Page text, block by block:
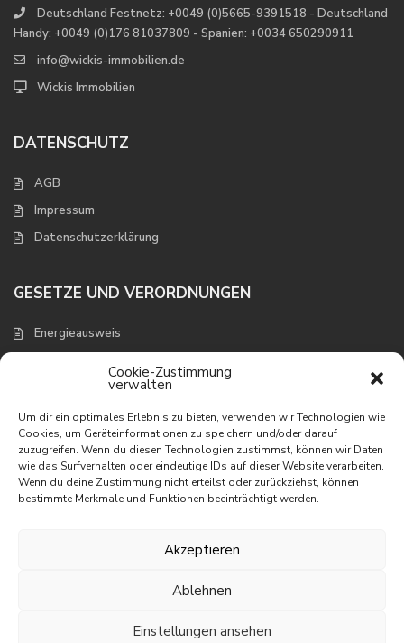
Cookie-Zustimmung
verwalten
Um dir ein optimales Erlebnis zu bieten, verwenden wir Technologien wie
Cookies, um Geräteinformationen zu speichern und/oder darauf
zuzugreifen. Wenn du diesen Technologien zustimmst, können wir Daten
wie das Surfverhalten oder eindeutige IDs auf dieser Website verarbeiten.
Wenn du deine Zustimmung nicht erteilst oder zurückziehst, können
bestimmte Merkmale und Funktionen beeinträchtigt werden.
Akzeptieren
Ablehnen
Einstellungen ansehen
Deutschland Festnetz: +0049 (0)5665-9391518 - Deutschland
Handy: +0049 (0)176 81037809 - Spanien: +0034 650290911
info@wickis-immobilien.de
Wickis Immobilien
DATENSCHUTZ
AGB
Impressum
Datenschutzerklärung
GESETZE UND VERORDNUNGEN
Energieausweis
NEUESTE EIGENSCHAFTEN
Appartement mit wunderbarem
Meerbli...
195.000 €
465.000 €